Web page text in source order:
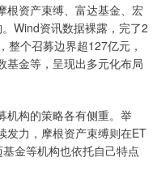
根资产束缚、富达基金、宏
Wind资讯数据裸露，完了2
整个召募边界超127亿元，
基金等，呈现出多元化布局
机构的策略各有侧重。举
发力，摩根资产束缚则在ET
金等机构也依托自己特点